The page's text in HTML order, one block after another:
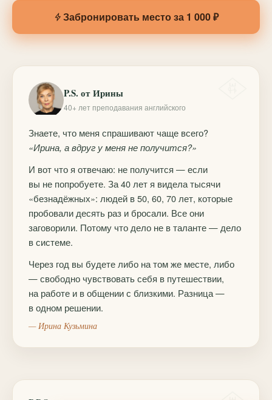
Забронировать место за 1 000 ₽
P.S. от Ирины
40+ лет преподавания английского
Знаете, что меня спрашивают чаще всего?
«Ирина, а вдруг у меня не получится?»
И вот что я отвечаю: не получится — если
вы не попробуете. За 40 лет я видела тысячи
«безнадёжных»: людей в 50, 60, 70 лет, которые
пробовали десять раз и бросали. Все они
заговорили. Потому что дело не в таланте — дело
в системе.
Через год вы будете либо на том же месте, либо
— свободно чувствовать себя в путешествии,
на работе и в общении с близкими. Разница —
в одном решении.
— Ирина Кузьмина